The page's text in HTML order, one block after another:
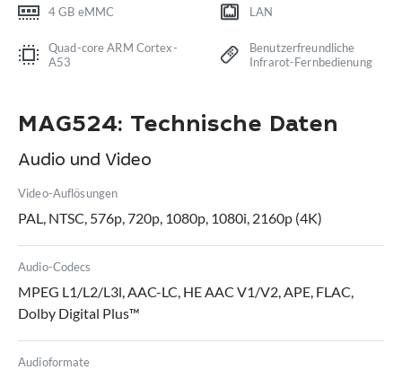
4 GB eMMC LAN
Quad-core ARM Cortex-
A53
Benutzerfreundliche
Infrarot-Fernbedienung
MAG524: Technische Daten
Audio und Video
Video-Auflösungen
PAL, NTSC, 576p, 720p, 1080p, 1080i, 2160p (4K)
Audio-Codecs
MPEG L1/L2/L3l, AAC-LC, HE AAC V1/V2, APE, FLAC,
Dolby Digital Plus™
Audioformate